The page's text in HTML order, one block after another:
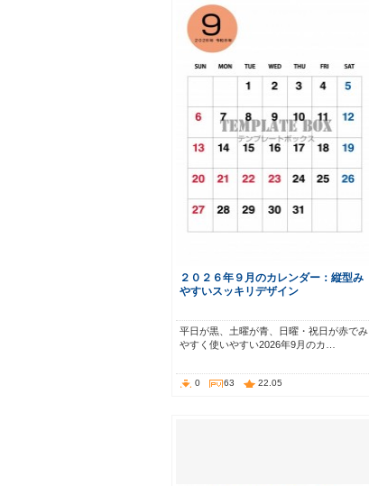
２０２６年９月のカレンダー：縦型み
やすいスッキリデザイン
平日が黒、土曜が青、日曜・祝日が赤でみ
やすく使いやすい2026年9月のカ…
0 63 22.05